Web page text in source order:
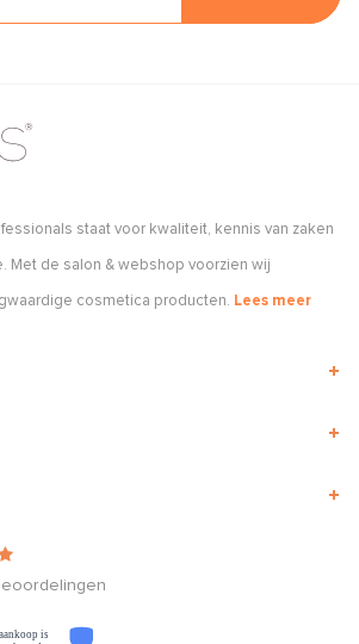
staat voor kwaliteit, kennis van zaken
Met de salon & webshop voorzien wij
cosmetica producten. Lees meer
is